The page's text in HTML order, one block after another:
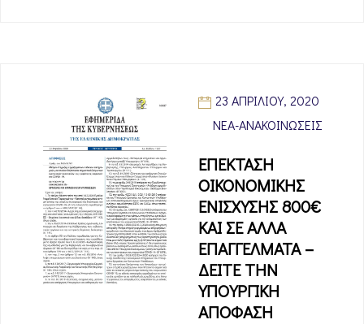
23 ΑΠΡΙΛΊΟΥ, 2020
ΝΈΑ-ΑΝΑΚΟΙΝΏΣΕΙΣ
ΕΠΕΚΤΑΣΗ
ΟΙΚΟΝΟΜΙΚΗΣ
ΕΝΙΣΧΥΣΗΣ 800€
ΚΑΙ ΣΕ ΑΛΛΑ
ΕΠΑΓΓΕΛΜΑΤΑ –
ΔΕΙΤΕ ΤΗΝ
ΥΠΟΥΡΓΙΚΗ
ΑΠΟΦΑΣΗ